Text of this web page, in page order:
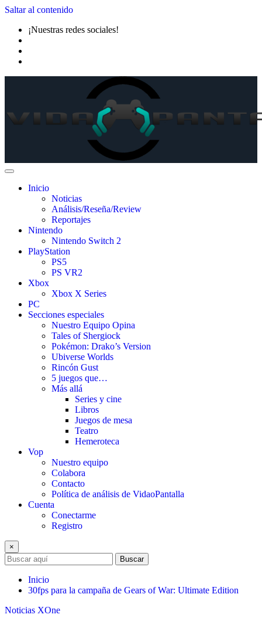
Saltar al contenido
¡Nuestras redes sociales!
Inicio
Noticias
Análisis/Reseña/Review
Reportajes
Nintendo
Nintendo Switch 2
PlayStation
PS5
PS VR2
Xbox
Xbox X Series
PC
Secciones especiales
Nuestro Equipo Opina
Tales of Shergiock
Pokémon: Drako’s Version
Ubiverse Worlds
Rincón Gust
5 juegos que…
Más allá
Series y cine
Libros
Juegos de mesa
Teatro
Hemeroteca
Vop
Nuestro equipo
Colabora
Contacto
Política de análisis de VidaoPantalla
Cuenta
Conectarme
Registro
×
Buscar
Inicio
30fps para la campaña de Gears of War: Ultimate Edition
Noticias XOne